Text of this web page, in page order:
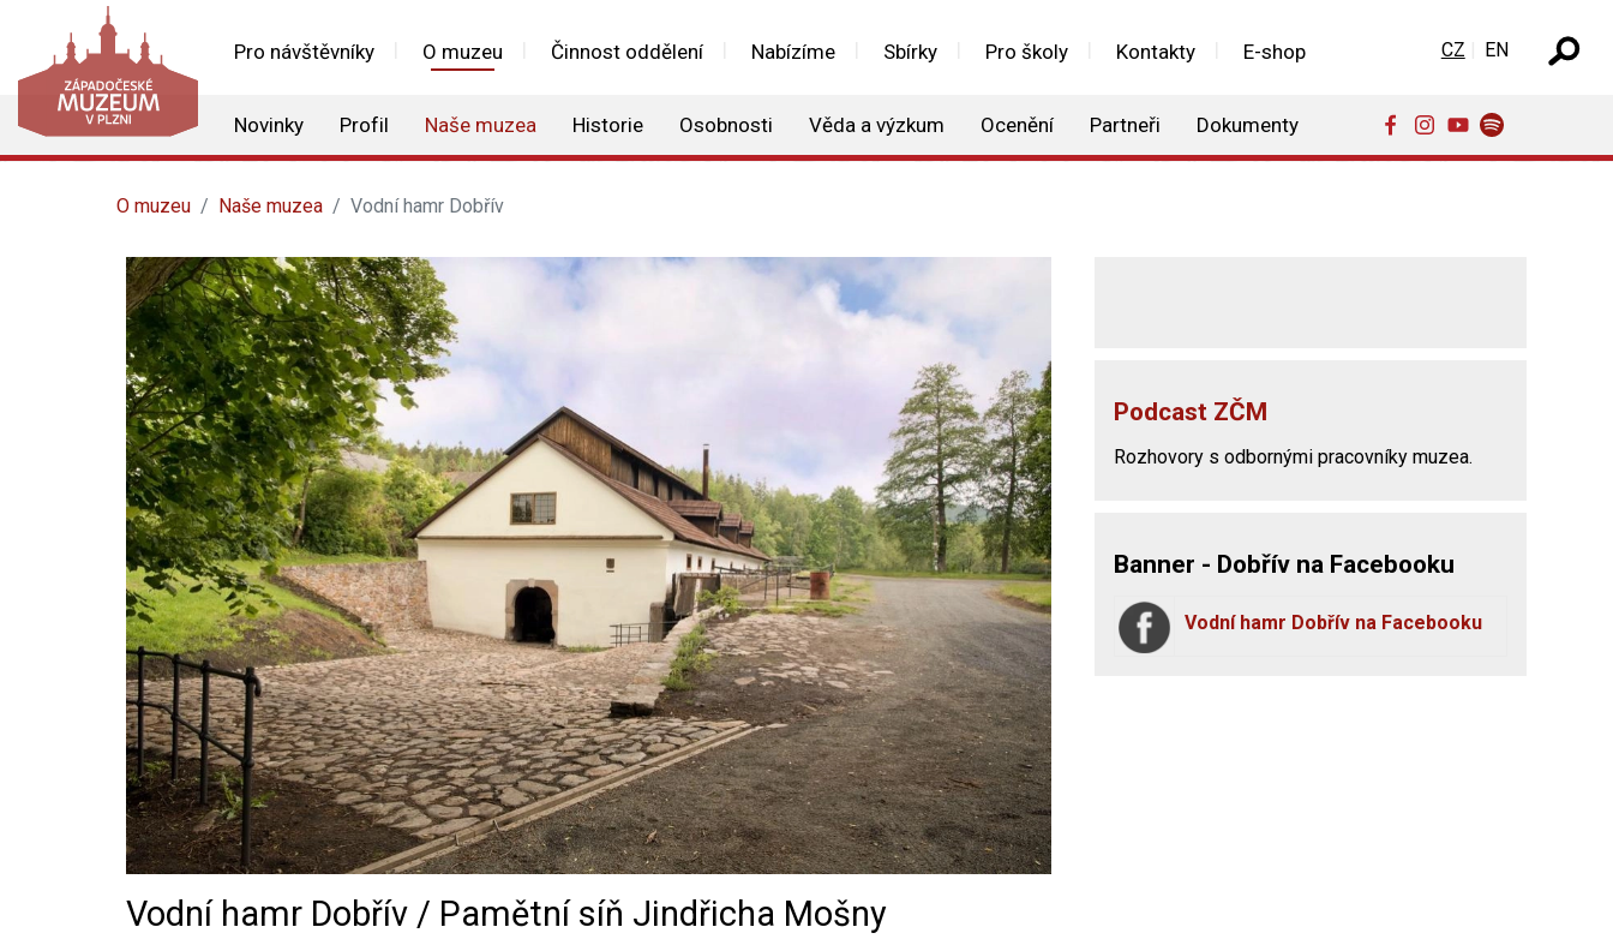
Pro návštěvníky O muzeu Činnost oddělení Nabízíme Sbírky Pro školy Kontakty E-shop
Novinky Profil Naše muzea Historie Osobnosti Věda a výzkum Ocenění Partneři Dokumenty
Zvolte jazyk
CZ EN
O muzeu Naše muzea Vodní hamr Dobřív
Vodní hamr Dobřív / Pamětní síň Jindřicha Mošny
Podcast ZČM
Rozhovory s odbornými pracovníky muzea.
Banner - Dobřív na Facebooku
Vodní hamr Dobřív na Facebooku